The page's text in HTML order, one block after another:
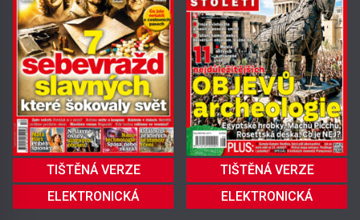
TIŠTĚNÁ VERZE
ELEKTRONICKÁ
TIŠTĚNÁ VERZE
ELEKTRONICKÁ